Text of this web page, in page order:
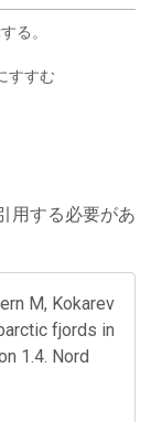
る。
すすむ
用する必要があ
M, Kokarev
fjords in
1.4. Nord